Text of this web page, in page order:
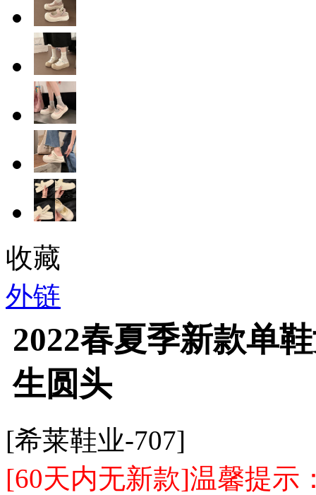
收藏
外链
2022春夏季新款单
生圆头
[希莱鞋业-707]
[60天内无新款]温馨提示